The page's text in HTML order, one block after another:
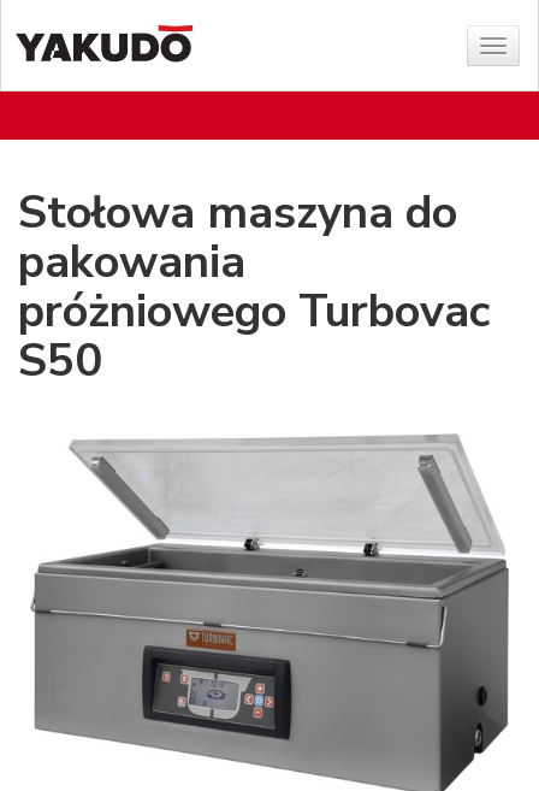
menu
Stołowa maszyna do
pakowania
próżniowego Turbovac
S50